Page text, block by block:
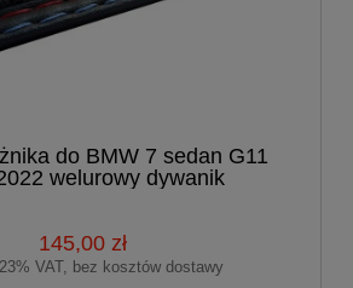
do BMW 7 sedan G11
welurowy dywanik
145,00 zł
VAT, bez kosztów dostawy